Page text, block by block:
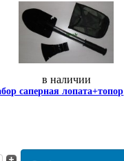
в наличии
саперная лопата+топор